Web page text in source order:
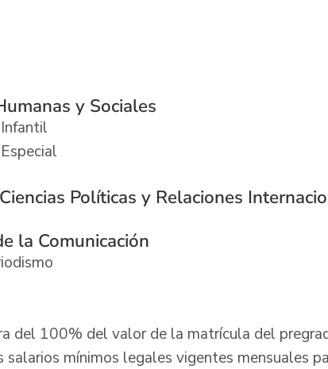
y Sociales
Políticas y Relaciones
la Comunicación
del 100% del valor de la matrícula del
salarios mínimos legales vigentes mensuales